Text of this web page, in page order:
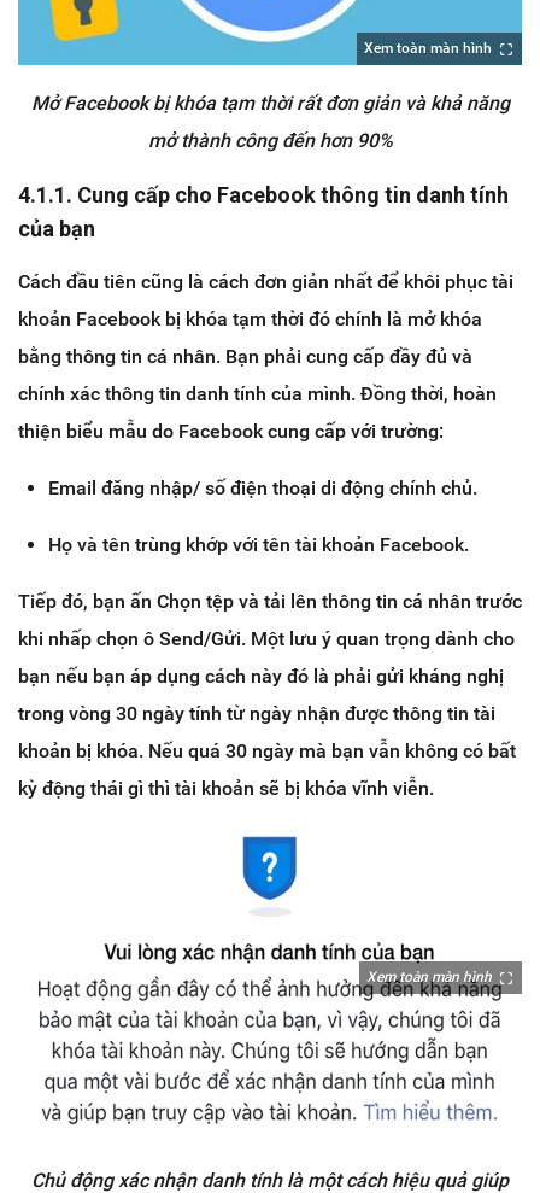
Xem toàn màn hình
Mở Facebook bị khóa tạm thời rất đơn giản và khả năng
mở thành công đến hơn 90%
4.1.1. Cung cấp cho Facebook thông tin danh tính
của bạn
Cách đầu tiên cũng là cách đơn giản nhất để khôi phục tài
khoản Facebook bị khóa tạm thời đó chính là mở khóa
bằng thông tin cá nhân. Bạn phải cung cấp đầy đủ và
chính xác thông tin danh tính của mình. Đồng thời, hoàn
thiện biểu mẫu do Facebook cung cấp với trường:
Email đăng nhập/ số điện thoại di động chính chủ.
Họ và tên trùng khớp với tên tài khoản Facebook.
Tiếp đó, bạn ấn Chọn tệp và tải lên thông tin cá nhân trước
khi nhấp chọn ô Send/Gửi. Một lưu ý quan trọng dành cho
bạn nếu bạn áp dụng cách này đó là phải gửi kháng nghị
trong vòng 30 ngày tính từ ngày nhận được thông tin tài
khoản bị khóa. Nếu quá 30 ngày mà bạn vẫn không có bất
kỳ động thái gì thì tài khoản sẽ bị khóa vĩnh viễn.
Xem toàn màn hình
Chủ động xác nhận danh tính là một cách hiệu quả giúp